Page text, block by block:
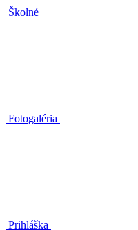
Školné
Fotogaléria
Prihláška